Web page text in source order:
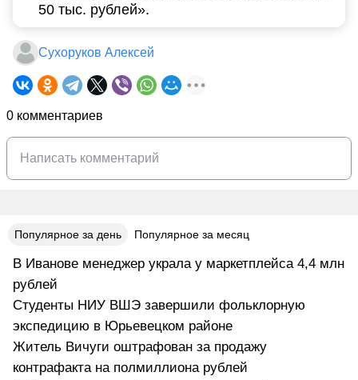
50 тыс. рублей».
Сухоруков Алексей
0 комментариев
Популярное за день Популярное за месяц
В Иванове менеджер украла у маркетплейса 4,4 млн
рублей
Студенты НИУ ВШЭ завершили фольклорную
экспедицию в Юрьевецком районе
Житель Вичуги оштрафован за продажу
контрафакта на полмиллиона рублей